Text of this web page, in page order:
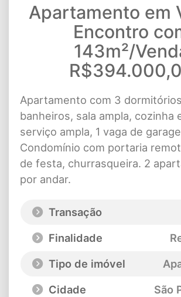
Apartamento em
Encontro
143m²/
Apartamento com 3
banheiros, sala ampla, cozinha
serviço ampla, 1 vaga de
Condomínio com portaria
de festa, churrasqueira. 2
por andar.
Transação
Finalidade
Tipo de imóvel
Cidade
São